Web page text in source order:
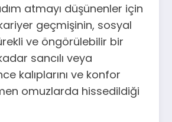
atmayı düşünenler için
geçmişinin, sosyal
ve öngörülebilir bir
sancılı veya
kalıplarını ve konfor
omuzlarda hissedildiği